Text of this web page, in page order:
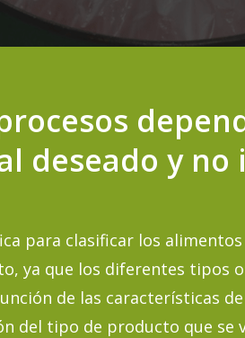
deseado y
para clasificar los
ya que los diferentes tipos
de las características
del tipo de producto que se